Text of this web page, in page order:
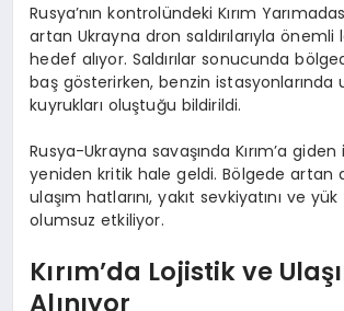
Rusya’nın kontrolündeki Kırım
artan Ukrayna dron saldırılarıyla önemli
hedef alıyor. Saldırılar sonucunda
baş gösterirken, benzin istasyonlarında
kuyrukları oluştuğu bildirildi.
Rusya-Ukrayna savaşında Kırım’a giden
yeniden kritik hale geldi. Bölgede artan
ulaşım hatlarını, yakıt sevkiyatını ve yük
olumsuz etkiliyor.
Kırım’da Lojistik ve
Alınıyor